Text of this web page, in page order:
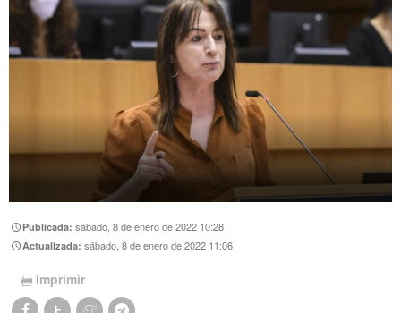
Instagram como: hispan_tv
Publicada:sábado, 8 de enero de 2022 10:28
Actualizada:sábado, 8 de enero de 2022 11:06
Imprimir